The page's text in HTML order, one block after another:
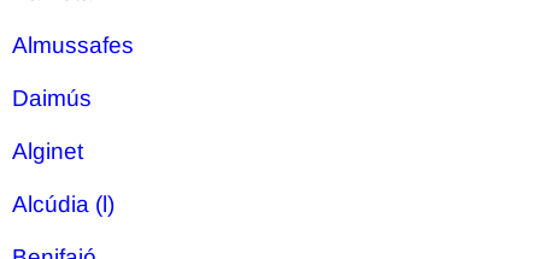
Almussafes
Daimús
Alginet
Alcúdia (l)